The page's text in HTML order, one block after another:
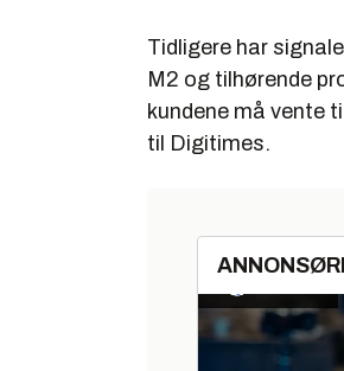
Tidligere har
M2 og tilhørende
kundene må vente
til Digitimes.